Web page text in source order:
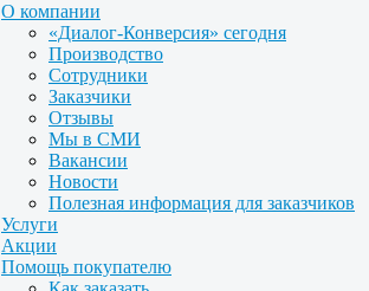
О компании
«Диалог-Конверсия» сегодня
Производство
Сотрудники
Заказчики
Отзывы
Мы в СМИ
Вакансии
Новости
Полезная информация для заказчиков
Услуги
Акции
Помощь покупателю